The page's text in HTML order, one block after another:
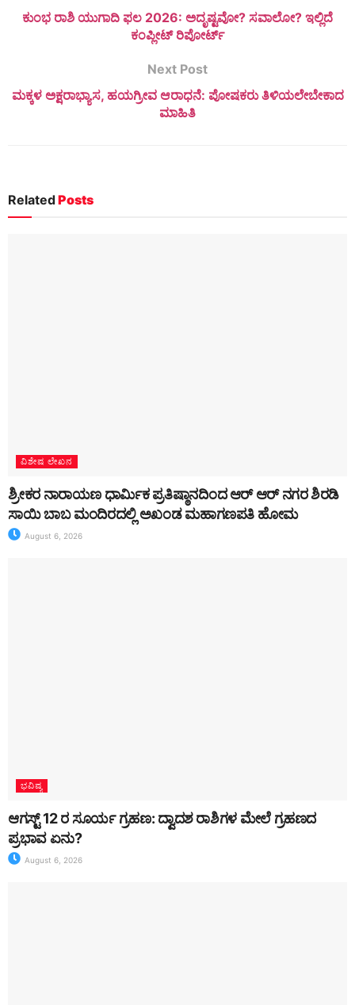
ಕುಂಭ ರಾಶಿ ಯುಗಾದಿ ಫಲ 2026: ಅದೃಷ್ಟವೋ? ಸವಾಲೋ? ಇಲ್ಲಿದೆ
ಕಂಪ್ಲೀಟ್ ರಿಪೋರ್ಟ್
Next Post
ಮಕ್ಕಳ ಅಕ್ಷರಾಭ್ಯಾಸ, ಹಯಗ್ರೀವ ಆರಾಧನೆ: ಪೋಷಕರು ತಿಳಿಯಲೇಬೇಕಾದ
ಮಾಹಿತಿ
RelatedPosts
ವಿಶೇಷ ಲೇಖನ
ಶ್ರೀಕರ ನಾರಾಯಣ ಧಾರ್ಮಿಕ ಪ್ರತಿಷ್ಠಾನದಿಂದ ಆರ್ ಆರ್ ನಗರ ಶಿರಡಿ
ಸಾಯಿ ಬಾಬ ಮಂದಿರದಲ್ಲಿ ಅಖಂಡ ಮಹಾಗಣಪತಿ ಹೋಮ
August 6, 2026
ಭವಿಷ್ಯ
ಆಗಸ್ಟ್ 12 ರ ಸೂರ್ಯ ಗ್ರಹಣ: ದ್ವಾದಶ ರಾಶಿಗಳ ಮೇಲೆ ಗ್ರಹಣದ
ಪ್ರಭಾವ ಏನು?
August 6, 2026